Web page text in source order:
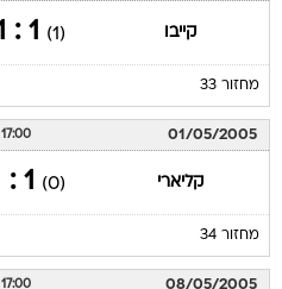
קייבו (1)
1 : 1
מחזור 33
01/05/2005
17:00
קליארי (0)
1 : 1
מחזור 34
08/05/2005
17:00